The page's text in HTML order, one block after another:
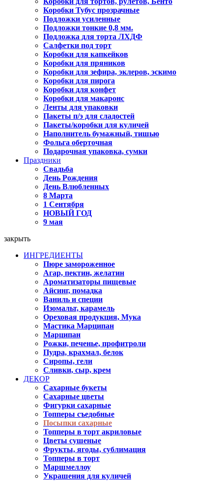
Коробки Тубус прозрачные
Подложки усиленные
Подложки тонкие 0,8 мм.
Подложка для торта ЛХДФ
Салфетки под торт
Коробки для капкейков
Коробки для пряников
Коробки для зефира, эклеров, эскимо
Коробки для пирога
Коробки для конфет
Коробки для макаронс
Ленты для упаковки
Пакеты п/э для сладостей
Пакеты/коробки для куличей
Наполнитель бумажный, тишью
Фольга оберточная
Подарочная упаковка, сумки
Праздники
Свадьба
День Рождения
День Влюбленных
8 Марта
1 Сентября
НОВЫЙ ГОД
9 мая
закрыть
ИНГРЕДИЕНТЫ
Пюре замороженное
Агар, пектин, желатин
Ароматизаторы пищевые
Айсинг, помадка
Ваниль и специи
Изомальт, карамель
Ореховая продукция, Мука
Мастика Марципан
Марципан
Рожки, печенье, профитроли
Пудра, крахмал, белок
Сиропы, гели
Сливки, сыр, крем
ДЕКОР
Сахарные букеты
Сахарные цветы
Фигурки сахарные
Топперы съедобные
Посыпки сахарные
Топперы в торт акриловые
Цветы сушеные
Фрукты, ягоды, сублимация
Топперы в торт
Маршмеллоу
Украшения для куличей